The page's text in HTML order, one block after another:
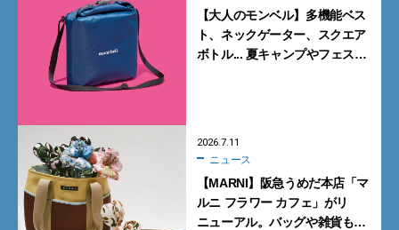
【大人のモンベル】多機能ベス
ト、ネックゲーター、スクエア
ボトル... 夏キャンプやフェスに
2026.7.11
ニュース
【MARNI】阪急うめだ本店「マ
ルニ フラワー カフェ」がリ
ニューアル。バッグや雑貨も揃